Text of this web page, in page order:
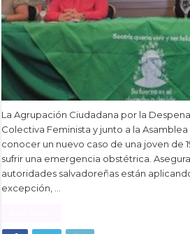
La Agrupación Ciudadana por la
Colectiva Feminista y junto a la
conocer un nuevo caso de una joven de
sufrir una emergencia obstétrica.
autoridades salvadoreñas están
excepción, …